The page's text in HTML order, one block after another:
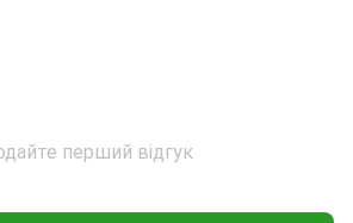
перший відгук